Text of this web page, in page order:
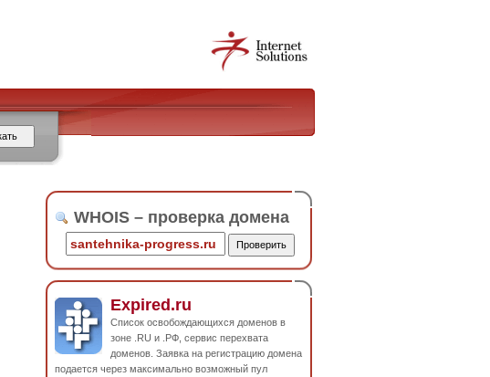
WHOIS – проверка домена
Expired.ru
Список освобождающихся доменов в
зоне .RU и .РФ, сервис перехвата
доменов. Заявка на регистрацию домена
подается через максимально возможный пул